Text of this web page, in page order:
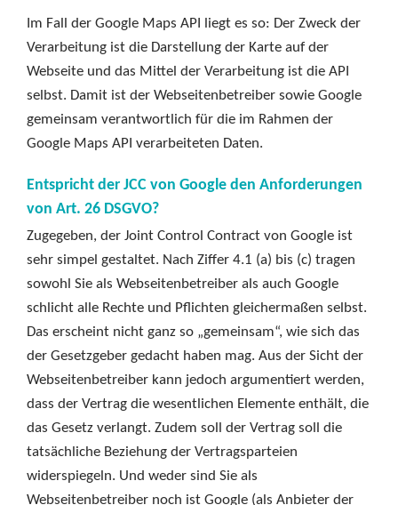
Im Fall der Google Maps API liegt es so: Der Zweck der
Verarbeitung ist die Darstellung der Karte auf der
Webseite und das Mittel der Verarbeitung ist die API
selbst. Damit ist der Webseitenbetreiber sowie Google
gemeinsam verantwortlich für die im Rahmen der
Google Maps API verarbeiteten Daten.
Entspricht der JCC von Google den Anforderungen
von Art. 26 DSGVO?
Zugegeben, der Joint Control Contract von Google ist
sehr simpel gestaltet. Nach Ziffer 4.1 (a) bis (c) tragen
sowohl Sie als Webseitenbetreiber als auch Google
schlicht alle Rechte und Pflichten gleichermaßen selbst.
Das erscheint nicht ganz so „gemeinsam“, wie sich das
der Gesetzgeber gedacht haben mag. Aus der Sicht der
Webseitenbetreiber kann jedoch argumentiert werden,
dass der Vertrag die wesentlichen Elemente enthält, die
das Gesetz verlangt. Zudem soll der Vertrag soll die
tatsächliche Beziehung der Vertragsparteien
widerspiegeln. Und weder sind Sie als
Webseitenbetreiber noch ist Google (als Anbieter der